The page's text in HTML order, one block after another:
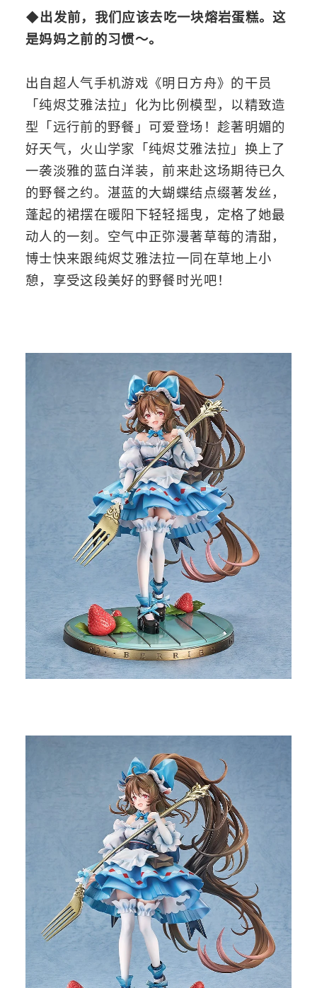
◆出发前，我们应该去吃一块熔岩蛋糕。这
是妈妈之前的习惯～。
出自超人气手机游戏《明日方舟》的干员
「纯烬艾雅法拉」化为比例模型，以精致造
型「远行前的野餐」可爱登场！趁著明媚的
好天气，火山学家「纯烬艾雅法拉」换上了
一袭淡雅的蓝白洋装，前来赴这场期待已久
的野餐之约。湛蓝的大蝴蝶结点缀著发丝，
蓬起的裙摆在暖阳下轻轻摇曳，定格了她最
动人的一刻。空气中正弥漫著草莓的清甜，
博士快来跟纯烬艾雅法拉一同在草地上小
憩，享受这段美好的野餐时光吧！